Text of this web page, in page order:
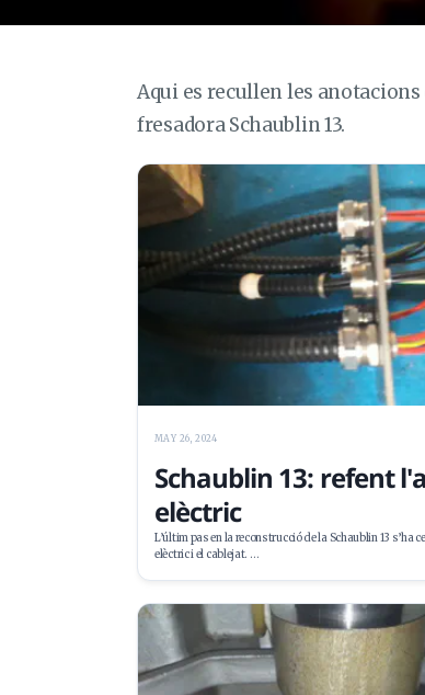
Aqui es recullen les
fresadora Schaublin 13.
MAY 26, 2024
Schaublin 13: refent
elèctric
L’últim pas en la reconstrucció de la Schaublin 13 s’ha
elèctric i el cablejat. …